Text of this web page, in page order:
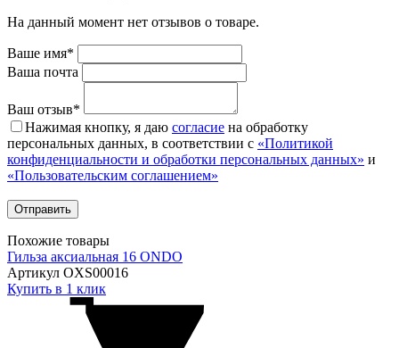
На данный момент нет отзывов о товаре.
Ваше имя*
Ваша почта
Ваш отзыв*
Нажимая кнопку, я даю согласие на обработку
персональных данных, в соответствии с «Политикой
конфиденциальности и обработки персональных данных» и
«Пользовательским соглашением»
Похожие товары
Гильза аксиальная 16 ONDO
Артикул OXS00016
Купить в 1 клик